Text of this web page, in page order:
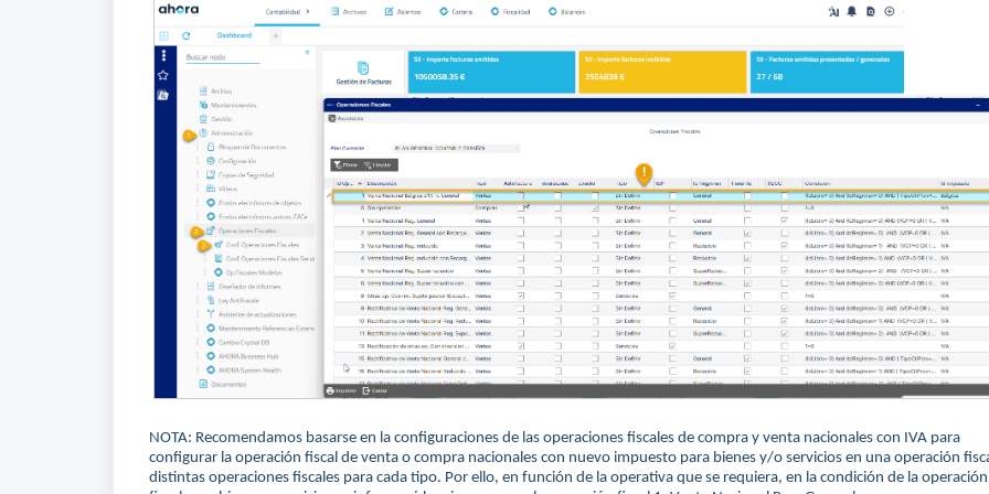
NOTA: Recomendamos basarse en la configuraciones de las operaciones fiscales de compra y venta nacionales con IVA para
configurar la operación fiscal de venta o compra nacionales con nuevo impuesto para bienes y/o servicios en una operación
distintas operaciones fiscales para cada tipo. Por ello, en función de la operativa que se requiera, en la condición de la operación